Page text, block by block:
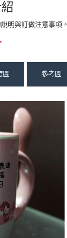
明與訂做注意事項。
圖 參考圖